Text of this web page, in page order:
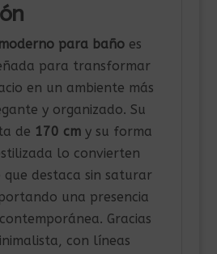
para bañoes
para transformar
en un ambiente más
y organizado. Su
de 170 cmy su forma
lo convierten
que destaca sin saturar
una presencia
Gracias
con líneas